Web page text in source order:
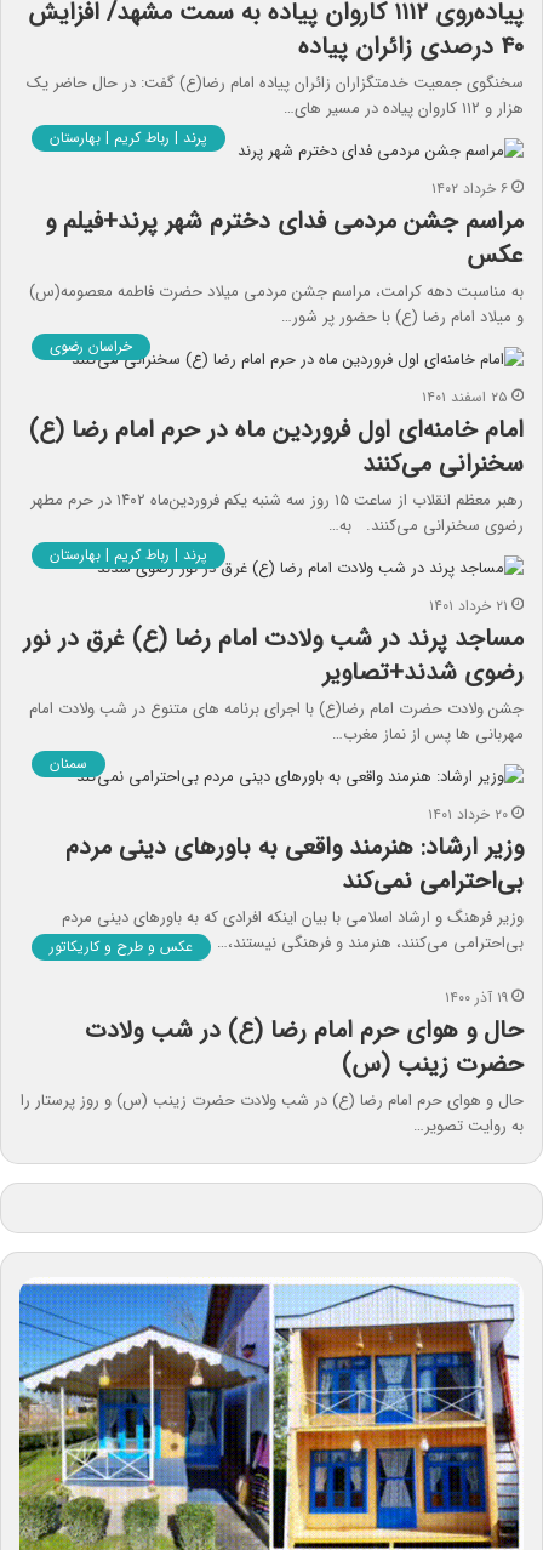
پیاده‌‌روی ۱۱۱۲ ‌کاروان پیاده به سمت مشهد/ افزایش
۴۰ درصدی زائران پیاده
سخنگوی جمعیت خدمتگزاران زائران پیاده امام رضا(ع) گفت: در حال حاضر یک
هزار و ۱۱۲ کاروان پیاده در مسیر های…
پرند | رباط کریم | بهارستان
۶ خرداد ۱۴۰۲
مراسم جشن مردمی فدای دخترم شهر پرند+فیلم و
عکس
به مناسبت دهه کرامت، مراسم جشن مردمی میلاد حضرت فاطمه معصومه(س)
و میلاد امام رضا (ع) با حضور پر شور…
خراسان رضوی
۲۵ اسفند ۱۴۰۱
امام خامنه‌ای ‌اول فروردین ماه در حرم امام رضا (ع)
سخنرانی می‌کنند‌
رهبر معظم انقلاب از ساعت ۱۵ روز سه شنبه یکم فروردین‌ماه ۱۴۰۲ در حرم مطهر
رضوی سخنرانی می‌کنند. به…
پرند | رباط کریم | بهارستان
۲۱ خرداد ۱۴۰۱
مساجد پرند در شب ولادت امام رضا (ع) غرق در نور
رضوی شدند+تصاویر
جشن ولادت حضرت امام رضا(ع) با اجرای برنامه های متنوع در شب ولادت امام
مهربانی ها پس از نماز مغرب…
سمنان
۲۰ خرداد ۱۴۰۱
وزیر ارشاد: هنرمند واقعی به باورهای دینی مردم
بی‌احترامی نمی‌کند
وزیر فرهنگ و ارشاد اسلامی با بیان اینکه افرادی که به باورهای دینی مردم
بی‌احترامی می‌کنند، هنرمند و فرهنگی نیستند،…
عکس و طرح و کاریکاتور
۱۹ آذر ۱۴۰۰
حال و هوای حرم امام رضا (ع) در شب ولادت
حضرت زینب (س)
حال و هوای حرم امام رضا (ع) در شب ولادت حضرت زینب (س) و روز پرستار را
به روایت تصویر…